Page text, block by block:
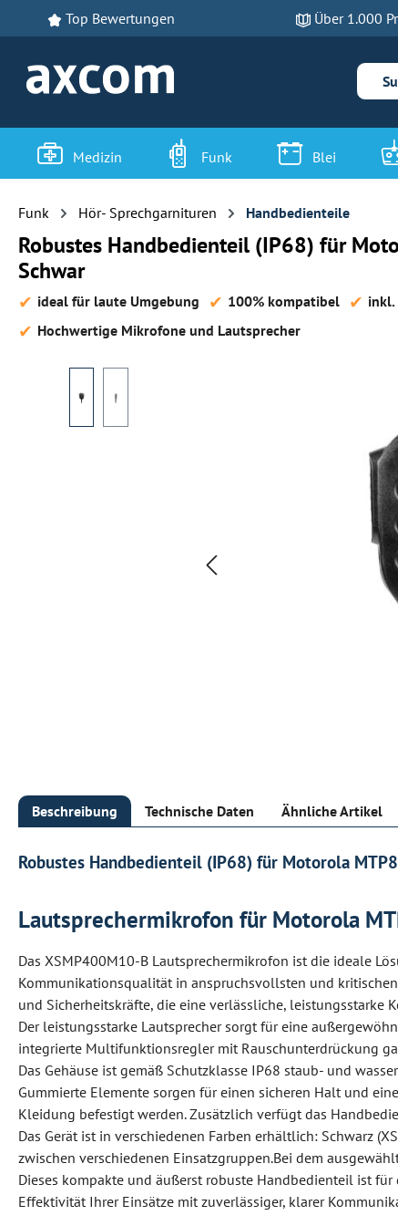
Hauptinhalt springen
Zur Suche springen
Zur Hauptnavigation springen
Top Bewertungen Über 1.000
Medizin Funk Blei
Funk Hör- Sprechgarnituren Handbedienteile
Robustes Handbedienteil (IP68) für
Schwar
ideal für laute Umgebung 100% kompatibel inkl.
Hochwertige Mikrofone und Lautsprecher
Beschreibung Technische Daten Ähnliche Artikel
Robustes Handbedienteil (IP68) für Motorola
Lautsprechermikrofon für Motorola
Das XSMP400M10-B Lautsprechermikrofon ist die ideale
Kommunikationsqualität in anspruchsvollsten und
und Sicherheitskräfte, die eine verlässliche, leistungsstarke
Der leistungsstarke Lautsprecher sorgt für eine
integrierte Multifunktionsregler mit Rauschunterdrückung
Das Gehäuse ist gemäß Schutzklasse IP68 staub- und
Gummierte Elemente sorgen für einen sicheren Halt und
Kleidung befestigt werden. Zusätzlich verfügt das
Das Gerät ist in verschiedenen Farben erhältlich: Schwarz
zwischen verschiedenen Einsatzgruppen.Bei dem
Dieses kompakte und äußerst robuste Handbedienteil ist
Effektivität Ihrer Einsätze mit zuverlässiger, klarer